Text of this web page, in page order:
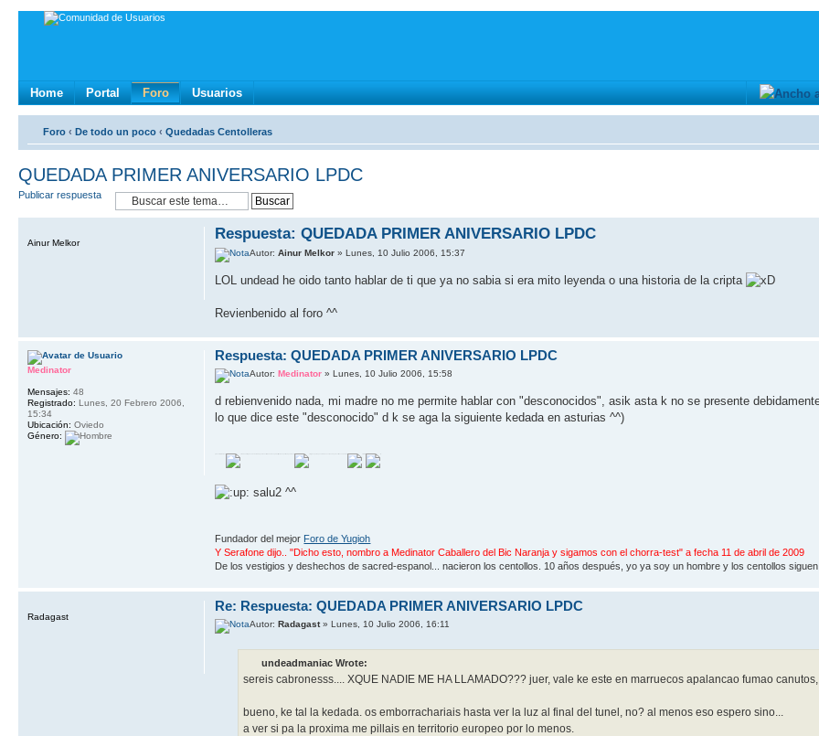
Home Portal Foro Usuarios
Foro ‹ De todo un poco ‹ Quedadas Centolleras
QUEDADA PRIMER ANIVERSARIO LPDC
Publicar respuesta
Respuesta: QUEDADA PRIMER ANIVERSARIO LPDC
Autor:Ainur Melkor » Lunes, 10 Julio 2006, 15:37
LOL undead he oido tanto hablar de ti que ya no sabia si era mito leyenda o una historia de la cripta
Revienbenido al foro ^^
Ainur Melkor
Respuesta: QUEDADA PRIMER ANIVERSARIO LPDC
Autor:Medinator » Lunes, 10 Julio 2006, 15:58
d rebienvenido nada, mi madre no me permite hablar con "desconocidos", asik asta k no se presente
lo que dice este "desconocido" d k se aga la siguiente kedada en asturias ^^)
salu2 ^^
Fundador del mejor Foro de Yugioh
Y Serafone dijo.. "Dicho esto, nombro a Medinator Caballero del Bic Naranja y sigamos con el chorra-test" a fecha 11 de abril de 2009
De los vestigios y deshechos de sacred-espanol... nacieron los centollos. 10 años después, yo ya soy un hombre y los centollos
Medinator
Mensajes: 48
Registrado: Lunes, 20 Febrero 2006,
15:34
Ubicación: Oviedo
Género:
Re: Respuesta: QUEDADA PRIMER ANIVERSARIO LPDC
Autor:Radagast» Lunes, 10 Julio 2006, 16:11
undeadmaniac Wrote:
sereis cabronesss.... XQUE NADIE ME HA LLAMADO??? juer, vale ke este en marruecos apalancao fumao
bueno, ke tal la kedada. os emborrachariais hasta ver la luz al final del tunel, no? al menos eso espero sino...
a ver si pa la proxima me pillais en territorio europeo por lo menos.
Radagast